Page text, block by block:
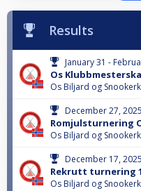
Results
January 31 -
Os
Os Biljard og
December 27, 2025
Romjulsturnering
Os Biljard og
December 17, 2025
Rekrutt turnering
Os Biljard og